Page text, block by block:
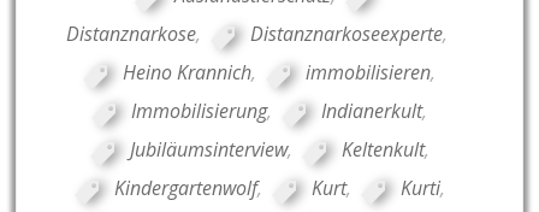
Distanznarkose, Distanznarkoseexperte,
Heino Krannich, immobilisieren,
Immobilisierung, Indianerkult,
Jubiläumsinterview, Keltenkult,
Kindergartenwolf, Kurt, Kurti,